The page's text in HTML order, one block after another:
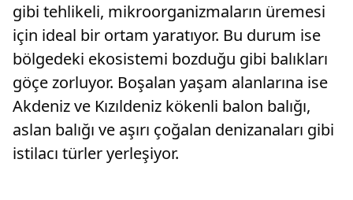
gibi tehlikeli, mikroorganizmaların üremesi
için ideal bir ortam yaratıyor. Bu durum ise
bölgedeki ekosistemi bozduğu gibi balıkları
göçe zorluyor. Boşalan yaşam alanlarına ise
Akdeniz ve Kızıldeniz kökenli balon balığı,
aslan balığı ve aşırı çoğalan denizanaları gibi
istilacı türler yerleşiyor.